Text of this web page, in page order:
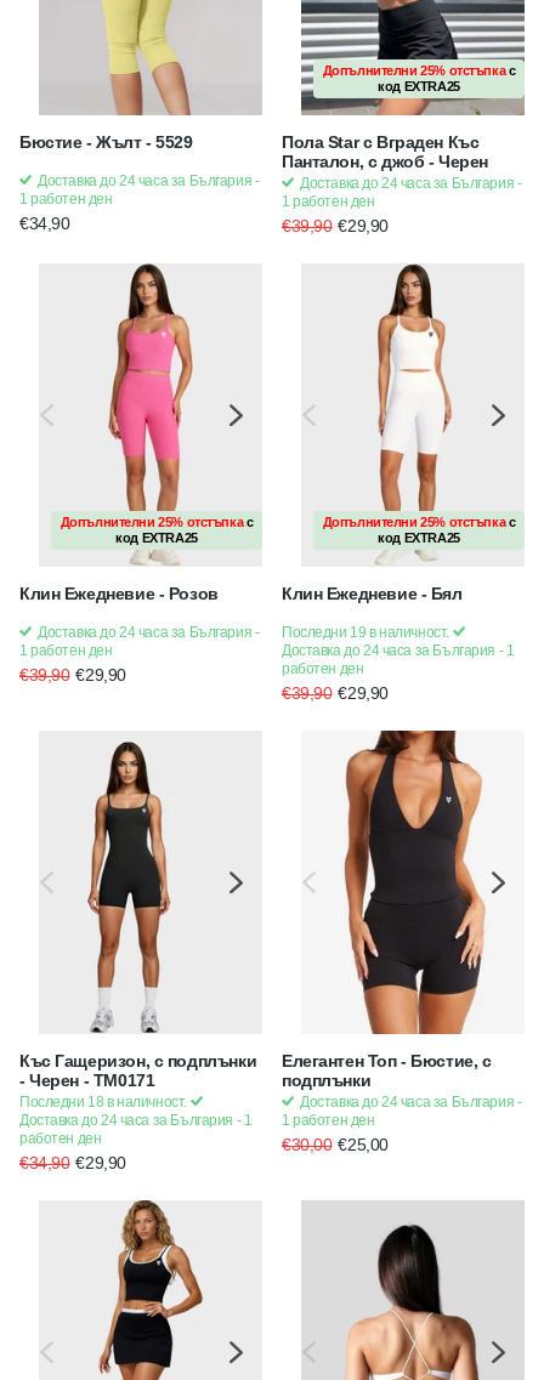
Бюстие - Жълт - 5529
Доставка до 24 часа за България -
1 работен ден
€34,90
Допълнителни 25% отстъпкас
код EXTRA25
Пола Star с Вграден Къс
Панталон, с джоб - Черен
Доставка до 24 часа за България -
1 работен ден
€39,90 €29,90
Допълнителни 25% отстъпкас
код EXTRA25
Допълнителни 25% отстъпкас
кодEXTRA25
Клин Ежедневие - Розов
Доставка до 24 часа за България -
1 работен ден
€39,90 €29,90
Допълнителни 25% отстъпкас
код EXTRA25
Клин Ежедневие - Бял
Последни 19 в наличност.
Доставка до 24 часа за България - 1
работен ден
€39,90 €29,90
Къс Гащеризон, с подплънки
- Черен - TM0171
Последни 18 в наличност.
Доставка до 24 часа за България - 1
работен ден
€34,90 €29,90
Елегантен Топ - Бюстие, с
подплънки
Доставка до 24 часа за България -
1 работен ден
€30,00 €25,00